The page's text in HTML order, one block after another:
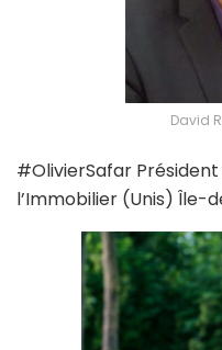
David
#OlivierSafar Président
l’Immobilier (Unis) Île-